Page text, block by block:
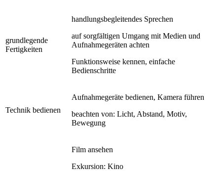
grundlegende
Fertigkeiten
handlungsbegleitendes Sprechen
auf sorgfältigen Umgang mit Medien und
Aufnahmegeräten achten
Funktionsweise kennen, einfache
Bedienschritte
Technik bedienen
Aufnahmegeräte bedienen, Kamera führen
beachten von: Licht, Abstand, Motiv,
Bewegung
Film ansehen
Exkursion: Kino